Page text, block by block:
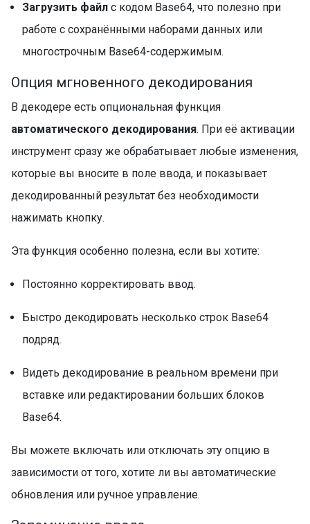
Загрузить файл с кодом Base64, что полезно при
работе с сохранёнными наборами данных или
многострочным Base64-содержимым.
Опция мгновенного декодирования
В декодере есть опциональная функция
автоматического декодирования. При её активации
инструмент сразу же обрабатывает любые изменения,
которые вы вносите в поле ввода, и показывает
декодированный результат без необходимости
нажимать кнопку.
Эта функция особенно полезна, если вы хотите:
Постоянно корректировать ввод.
Быстро декодировать несколько строк Base64
подряд.
Видеть декодирование в реальном времени при
вставке или редактировании больших блоков
Base64.
Вы можете включать или отключать эту опцию в
зависимости от того, хотите ли вы автоматические
обновления или ручное управление.